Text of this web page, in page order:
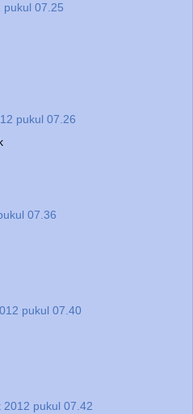
pukul 07.25
pukul 07.26
07.36
pukul 07.40
2012 pukul 07.42